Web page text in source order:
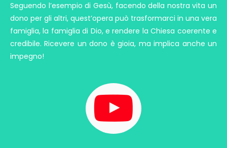
Seguendo l’esempio di Gesù, facendo della nostra vita un
dono per gli altri, quest’opera può trasformarci in una vera
famiglia, la famiglia di Dio, e rendere la Chiesa coerente e
credibile. Ricevere un dono è gioia, ma implica anche un
impegno!